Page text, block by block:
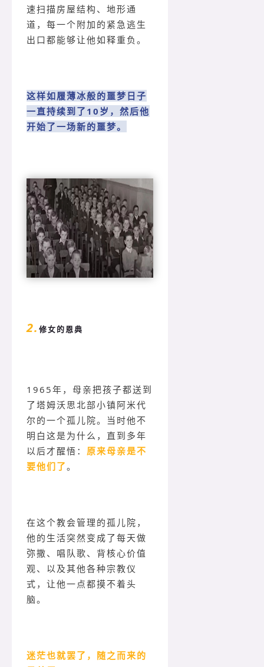
速扫描房屋结构、地形通
道，每一个附加的紧急逃生
出口都能够让他如释重负。
这样如履薄冰般的噩梦日子
一直持续到了10岁，然后他
开始了一场新的噩梦。
2. 修女的恩典
1965年，母亲把孩子都送到
了塔姆沃思北部小镇阿米代
尔的一个孤儿院。当时他不
明白这是为什么，直到多年
以后才醒悟： 原来母亲是不
要他们了。
在这个教会管理的孤儿院，
他的生活突然变成了每天做
弥撒、唱队歌、背核心价值
观、以及其他各种宗教仪
式，让他一点都摸不着头
脑。
迷茫也就罢了，随之而来的